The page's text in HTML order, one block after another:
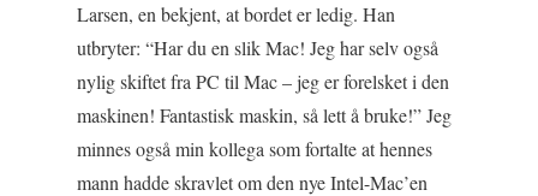
Larsen, en bekjent, at bordet er ledig. Han
utbryter: “Har du en slik Mac! Jeg har selv også
nylig skiftet fra PC til Mac – jeg er forelsket i den
maskinen! Fantastisk maskin, så lett å bruke!” Jeg
minnes også min kollega som fortalte at hennes
mann hadde skravlet om den nye Intel-Mac’en